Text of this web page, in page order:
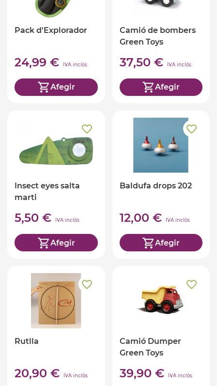
Pack d'Explorador
24,99 € IVA inclòs
Afegir
Camió de bombers
Green Toys
37,50 € IVA inclòs
Afegir
Insect eyes salta
marti
5,50 € IVA inclòs
Afegir
Baldufa drops 202
12,00 € IVA inclòs
Afegir
Rutlla
20,90 € IVA inclòs
Camió Dumper
Green Toys
39,90 € IVA inclòs